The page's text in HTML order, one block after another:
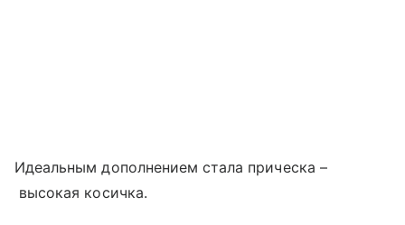
Идеальным дополнением стала прическа –
высокая косичка.